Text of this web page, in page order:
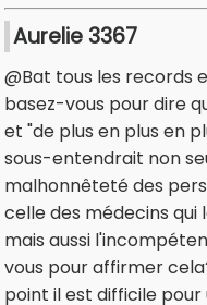
Aurelie 3367
@Bat tous les records
basez-vous pour dire
et "de plus en plus en
sous-entendrait non
malhonnêteté des
celle des médecins
mais aussi
vous pour affirmer
point il est difficile